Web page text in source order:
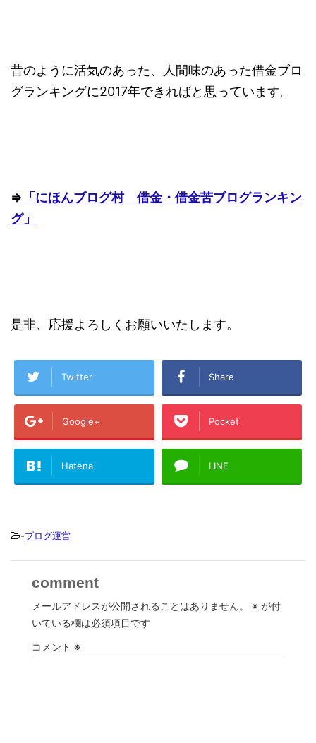
昔のように活気のあった、人間味のあった借金ブロ
グランキングに2017年できればと思っています。
⇒ 「にほんブログ村 借金・借金苦ブログランキン
グ」
是非、応援よろしくお願いいたします。
Twitter Share
Google+ Pocket
Hatena LINE
-ブログ運営
comment
メールアドレスが公開されることはありません。 ※ が付
いている欄は必須項目です
コメント ※